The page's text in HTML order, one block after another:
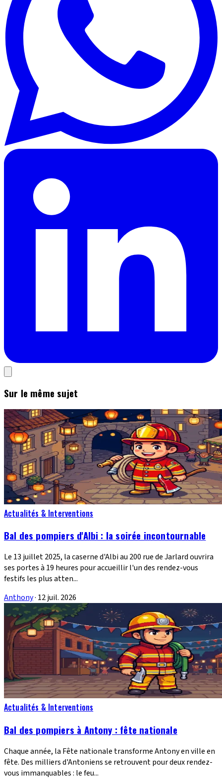
Sur le même sujet
Actualités & Interventions
Bal des pompiers d'Albi : la soirée incontournable
Le 13 juillet 2025, la caserne d'Albi au 200 rue de Jarlard ouvrira
ses portes à 19 heures pour accueillir l'un des rendez-vous
festifs les plus atten...
Anthony· 12 juil. 2026
Actualités & Interventions
Bal des pompiers à Antony : fête nationale
Chaque année, la Fête nationale transforme Antony en ville en
fête. Des milliers d'Antoniens se retrouvent pour deux rendez-
vous immanquables : le feu...